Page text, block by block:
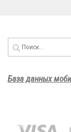
Найти:
База данных